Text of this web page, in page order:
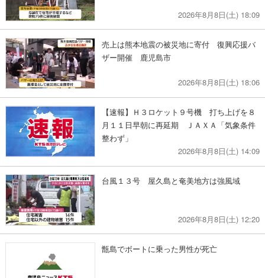
2026年8月8日(土) 18:09
売上は熊本地震の被災地に寄付 復興応援バ
ザー開催 鹿児島市
2026年8月8日(土) 18:06
【速報】Ｈ３ロケット９号機 打ち上げを８
月１１日早朝に再延期 ＪＡＸＡ「気象条件
整わず」
2026年8月8日(土) 14:09
台風１３号 屋久島と奄美地方は強風域
2026年8月8日(土) 12:20
甑島でボートに乗った男性が死亡